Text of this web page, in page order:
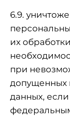
6.9.
их
при
допущенных
данных,